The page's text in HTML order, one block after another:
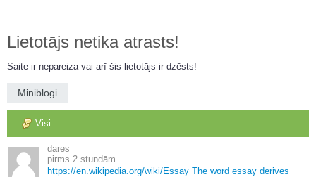
Lietotājs netika atrasts!
Saite ir nepareiza vai arī šis lietotājs ir dzēsts!
Miniblogi
Visi
dares
2 stundām
https://en. wikipedia. org/wiki/Essay The word essay derives